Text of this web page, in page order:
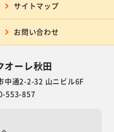
サイトマップ
お問い合わせ
オーレ秋田
中通2-2-32 山ニビル6F
553-857